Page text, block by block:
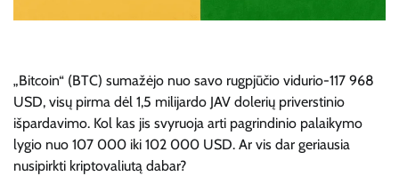
„Bitcoin“ (BTC) sumažėjo nuo savo rugpjūčio vidurio-117 968 ​​
USD, visų pirma dėl 1,5 milijardo JAV dolerių priverstinio
išpardavimo. Kol kas jis svyruoja arti pagrindinio palaikymo
lygio nuo 107 000 iki 102 000 USD. Ar vis dar geriausia
nusipirkti kriptovaliutą dabar?